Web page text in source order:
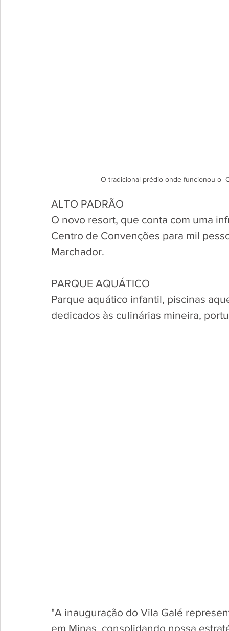
O tradicional prédio onde funcionou o
ALTO PADRÃO
O novo resort, que conta com uma
Centro de Convenções para mil
Marchador.
PARQUE AQUÁTICO
Parque aquático infantil, piscinas
dedicados às culinárias mineira,
"A inauguração do Vila Galé
em Minas, consolidando nossa